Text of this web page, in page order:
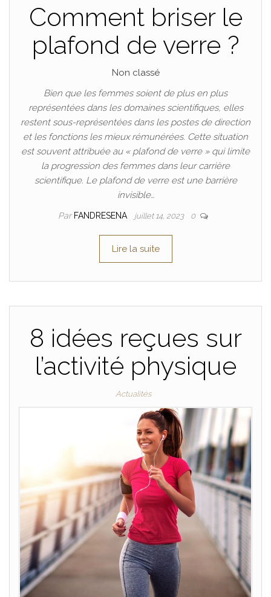
Comment briser le
plafond de verre ?
Non classé
Bien que les femmes soient de plus en plus
représentées dans les domaines scientifiques, elles
restent sous-représentées dans les postes de direction
et les fonctions les mieux rémunérées. Cette situation
est souvent attribuée au « plafond de verre » qui limite
la progression des femmes dans leur carrière
scientifique. Le plafond de verre est une barrière
invisible…
Par FANDRESENA juillet 14, 2023 0
Lire la suite
8 idées reçues sur
l’activité physique
Actualités